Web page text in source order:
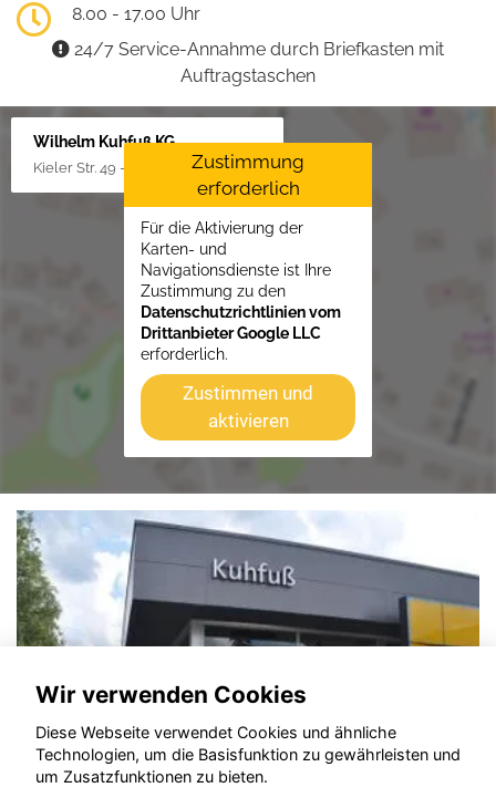
8.00 - 17.00 Uhr
24/7 Service-Annahme durch Briefkasten mit
Auftragstaschen
Wilhelm Kuhfuß KG
Kieler Str. 49 - 51, 25451 Quickborn
Zustimmung
erforderlich
Für die Aktivierung der
Karten- und
Navigationsdienste ist Ihre
Zustimmung zu den
Datenschutzrichtlinien vom
Drittanbieter Google LLC
erforderlich.
Zustimmen und
aktivieren
Wir verwenden Cookies
Diese Webseite verwendet Cookies und ähnliche
Technologien, um die Basisfunktion zu gewährleisten und
um Zusatzfunktionen zu bieten.